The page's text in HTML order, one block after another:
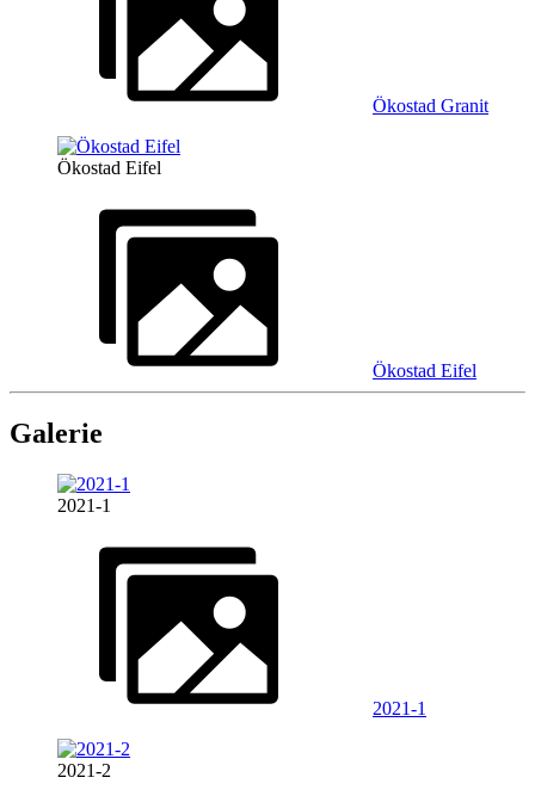
Ökostad Granit
Ökostad Eifel
Ökostad Eifel
Galerie
2021-1
2021-1
2021-2